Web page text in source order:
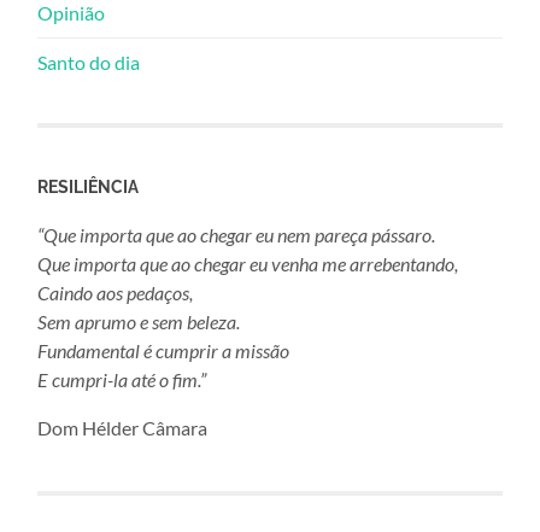
Opinião
Santo do dia
RESILIÊNCIA
“Que importa que ao chegar eu nem pareça pássaro.
Que importa que ao chegar eu venha me arrebentando,
Caindo aos pedaços,
Sem aprumo e sem beleza.
Fundamental é cumprir a missão
E cumpri-la até o fim.”
Dom Hélder Câmara